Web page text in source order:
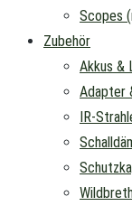
Scopes
Zubehör
Akkus &
Adapter
IR-